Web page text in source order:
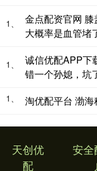
1、
金点配资官网 膝
大概率是血管堵
1、
诚信优配APP下
错一个孙媳，坑
1、 淘优配平台 渤
天创优
配
安